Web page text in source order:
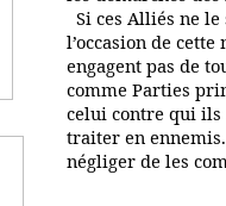
Si ces Alliés ne
l’occasion de
engagent pas de
comme Parties
celui contre qui ils
traiter en
négliger de les